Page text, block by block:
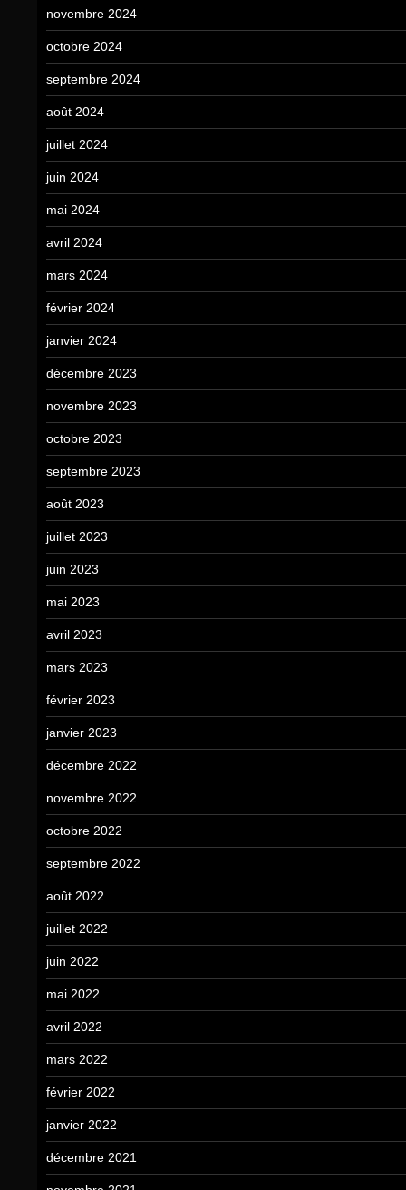
novembre 2024
octobre 2024
septembre 2024
août 2024
juillet 2024
juin 2024
mai 2024
avril 2024
mars 2024
février 2024
janvier 2024
décembre 2023
novembre 2023
octobre 2023
septembre 2023
août 2023
juillet 2023
juin 2023
mai 2023
avril 2023
mars 2023
février 2023
janvier 2023
décembre 2022
novembre 2022
octobre 2022
septembre 2022
août 2022
juillet 2022
juin 2022
mai 2022
avril 2022
mars 2022
février 2022
janvier 2022
décembre 2021